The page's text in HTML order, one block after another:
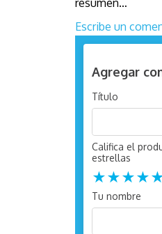
Escribe un
Agregar
Título
Califica el
estrellas
★★★★
Tu nombre